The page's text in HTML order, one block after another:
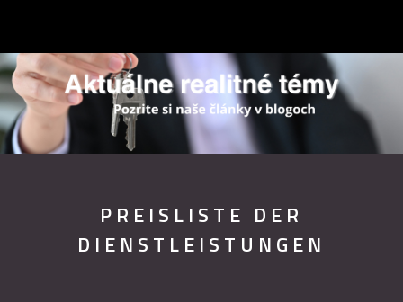
PREISLISTE DER
DIENSTLEISTUNGEN